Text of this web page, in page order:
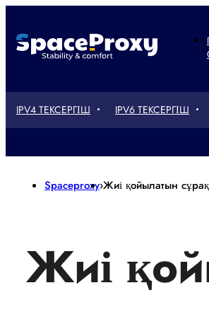
IPV4 ТЕКСЕРГІШ IPV6 ТЕКСЕРГІШ
Spaceproxy›Жиі қойылатын
Жиі